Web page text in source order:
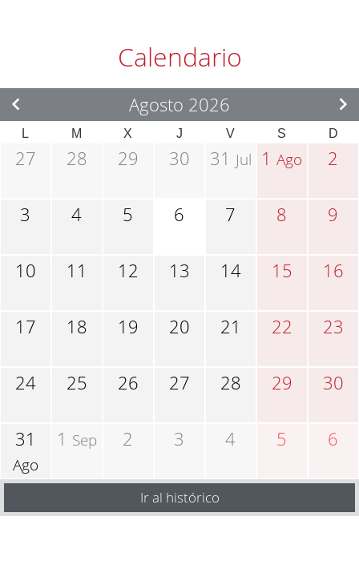
Calendario
Agosto 2026
L M X J V S D
27 28 29 30 31 Jul 1Ago 2
3 4 5 6 7 8 9
10 11 12 13 14 15 16
17 18 19 20 21 22 23
24 25 26 27 28 29 30
31
Ago
1 Sep 2 3 4 5 6
Ir al histórico